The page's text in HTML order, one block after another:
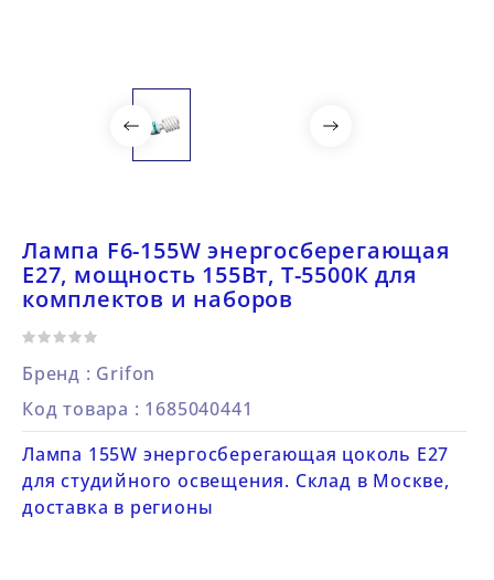
Лампа F6-155W энергосберегающая
Е27, мощность 155Вт, Т-5500К для
комплектов и наборов
Бренд : Grifon
Код товара : 1685040441
Лампа 155W энергосберегающая цоколь Е27
для студийного освещения. Склад в Москве,
доставка в регионы